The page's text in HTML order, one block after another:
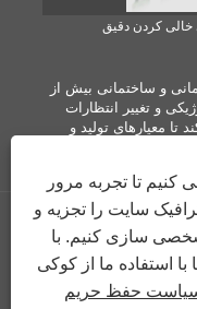
کردن دقیق
و ساختمانی بیش از
و تغییر انتظارات
معیارهای تولید و
تکنیک‌های مرسوم
صنعت معاصر، به‌ویژه
بنابراین، سیم پیچ
پردازش سیم پیچ پدید
حق چاپ © GUANGZHOU KINGREAL MACHINERY CO., LTD. - دستگاه برش
خط طول - کلیه حقوق محفوظ
کنیم تا تجربه مرور
سایت را تجزیه و
سازی کنیم. با
با استفاده ما از کوکی
حفظ حریم